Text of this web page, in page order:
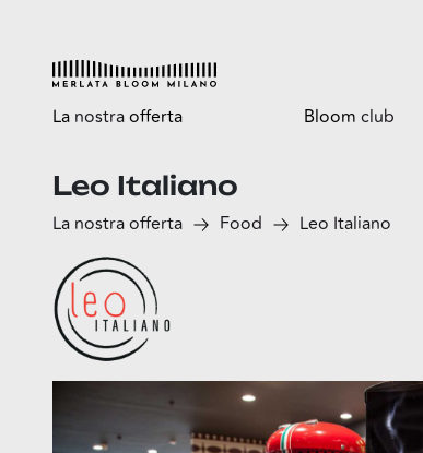
La nostraofferta
Esplora
Shop
Food
Fun
Sport
Esselunga
Bloom club
Bloomtasty
Leo Italiano
La nostra offerta Food Leo Italiano